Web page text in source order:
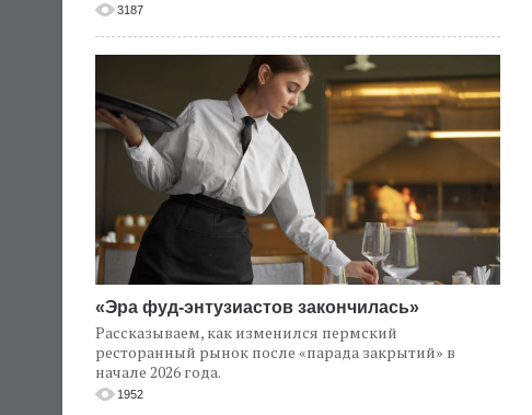
3187
«Эра фуд-энтузиастов закончилась»
Рассказываем, как изменился пермский
ресторанный рынок после «парада закрытий» в
начале 2026 года.
1952